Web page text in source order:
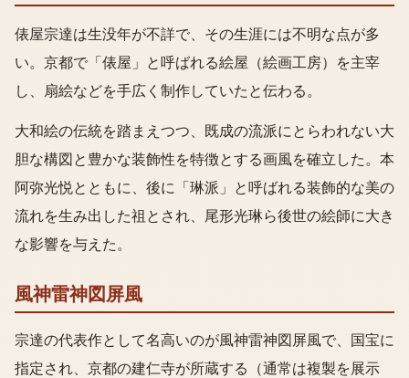
俵屋宗達は生没年が不詳で、その生涯には不明な点が多
い。京都で「俵屋」と呼ばれる絵屋（絵画工房）を主宰
し、扇絵などを手広く制作していたと伝わる。
大和絵の伝統を踏まえつつ、既成の流派にとらわれない大
胆な構図と豊かな装飾性を特徴とする画風を確立した。本
阿弥光悦とともに、後に「琳派」と呼ばれる装飾的な美の
流れを生み出した祖とされ、尾形光琳ら後世の絵師に大き
な影響を与えた。
風神雷神図屏風
宗達の代表作として名高いのが風神雷神図屏風で、国宝に
指定され、京都の建仁寺が所蔵する（通常は複製を展示